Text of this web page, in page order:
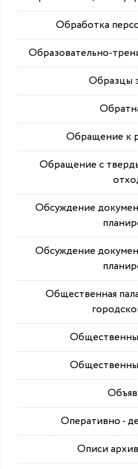
Обработка
Образовательно-
Образцы
Обращение к
Обращение с
Обсуждение
Обсуждение
Общественная
Оперативно -
Описи